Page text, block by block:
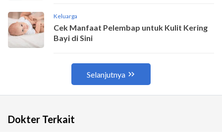
Dokter Terkait